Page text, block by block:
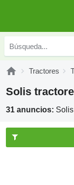
Tractores
Solis
31 anuncios: